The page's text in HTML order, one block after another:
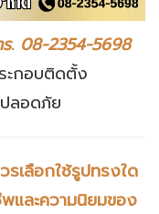
ร. 08-2354-5698
ะกอบติดตั้ง
ลอดภัย
รเลือกใช้รูปทรงใด
และความนิยมของ